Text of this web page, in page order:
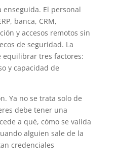
enseguida. El personal
banca, CRM,
y accesos remotos sin
de seguridad. La
equilibrar tres factores:
y capacidad de
Ya no se trata solo de
debe tener una
a qué, cómo se valida
alguien sale de la
credenciales